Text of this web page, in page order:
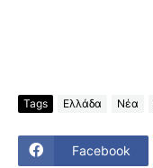
Tags Ελλάδα Νέα
Facebook